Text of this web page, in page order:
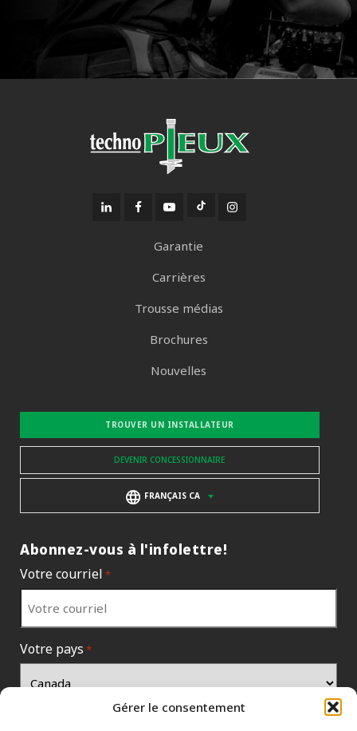
Gérer le consentement
Garantie
Carrières
Trousse médias
Brochures
Nouvelles
TROUVER UN INSTALLATEUR
DEVENIR CONCESSIONNAIRE
FRANÇAIS CA
Abonnez-vous à l'infolettre!
Votre courriel *
Votre pays *